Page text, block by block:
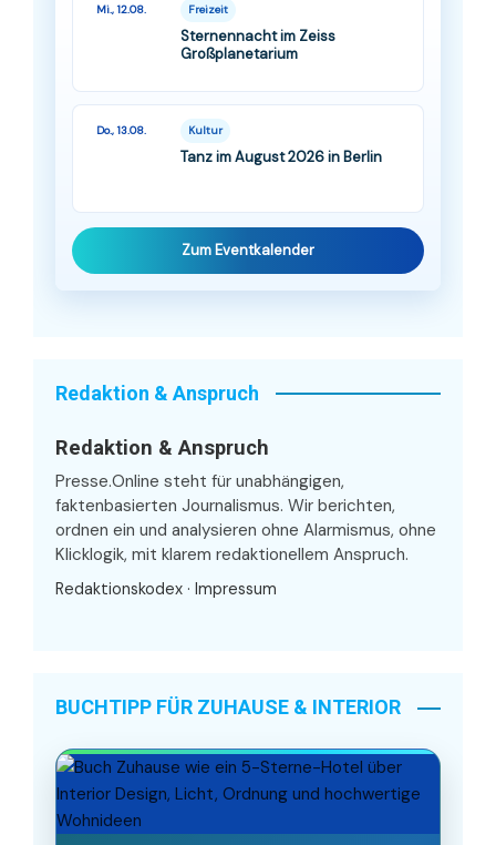
Mi., 12.08. Freizeit
Sternennacht im Zeiss
Großplanetarium
Do., 13.08. Kultur
Tanz im August 2026 in Berlin
Zum Eventkalender
Redaktion & Anspruch
Redaktion & Anspruch
Presse.Online steht für unabhängigen,
faktenbasierten Journalismus. Wir berichten,
ordnen ein und analysieren ohne Alarmismus, ohne
Klicklogik, mit klarem redaktionellem Anspruch.
Redaktionskodex · Impressum
BUCHTIPP FÜR ZUHAUSE & INTERIOR